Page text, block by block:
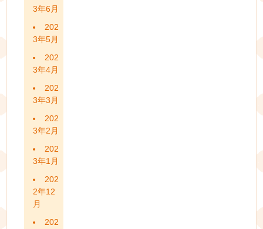
3年6月
202
3年5月
202
3年4月
202
3年3月
202
3年2月
202
3年1月
202
2年12
月
202